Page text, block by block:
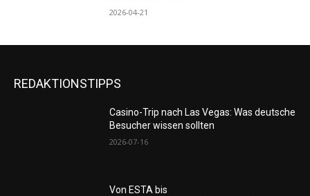
2026-04-21
REDAKTIONSTIPPS
Casino-Trip nach Las Vegas: Was deutsche
Besucher wissen sollten
2026-07-16
Von ESTA bis